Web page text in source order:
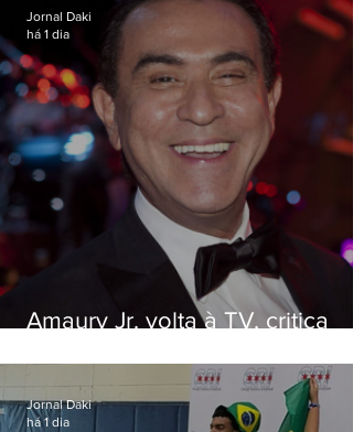
Amaury Jr. volta à TV, critica
viraram colunistas de si
Jornal Daki
há 1 dia
Jornal Daki
há 1 dia